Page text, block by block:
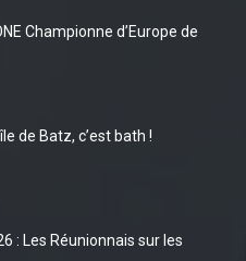
Championne d’Europe de
de Batz, c’est bath !
: Les Réunionnais sur les